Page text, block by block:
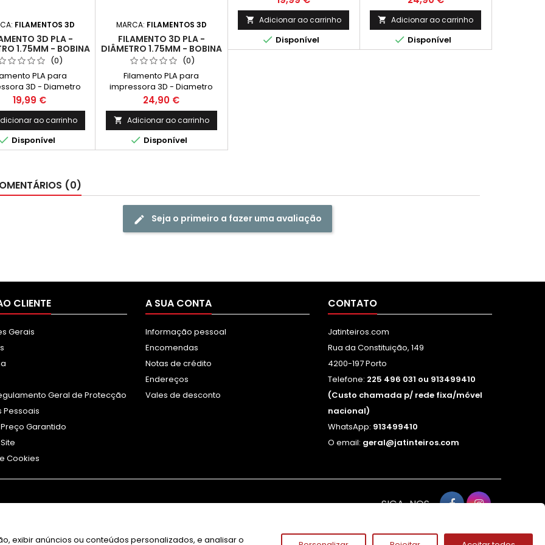
FILAMENTOS 3D
3D PLA -
1.75MM - BOBINA
- COR BRANCO
(0)
PLA para
3D - Diametro
- Bobina 1kg - Cor
Branco
Preço
19,99 €
ao carrinho
 Disponível
MARCA: FILAMENTOS 3D
FILAMENTO 3D PLA -
DIÂMETRO 1.75MM - BOBINA
1KG - COR LARANJA
FLUORESCENTE
(0)
Filamento PLA para
impressora 3D - Diametro
1.75mm - Bobina 1kg - Cor
Laranja Fluorescente
Preço
24,90 €
 Adicionar ao carrinho
 Disponível
Turquesa Claro
 Adicionar ao carrinho
 Disponível
Cinza Claro
 Adicionar ao carrinho
 Disponível
(0)
Seja o primeiro a fazer uma avaliação
CLIENTE
Gerais
Geral de Protecção
Pessoais
Garantido
Cookies
A SUA CONTA
Informação pessoal
Encomendas
Notas de crédito
Endereços
Vales de desconto
CONTATO
Jatinteiros.com
Rua da Constituição, 149
4200-197 Porto
Telefone: 225 496 031 ou 913499410
(Custo chamada p/ rede fixa/móvel
nacional)
WhatsApp: 913499410
O email: geral@jatinteiros.com
SIGA-NOS
exibir anúncios ou conteúdos personalizados, e analisar o